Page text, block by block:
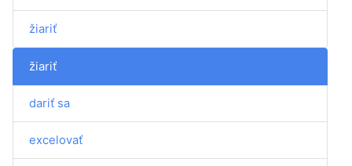
žiariť
žiariť
dariť sa
excelovať